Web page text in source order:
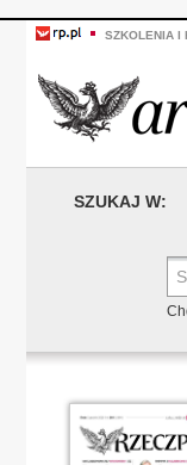
SZKOLENIA I
SZUKAJ W: